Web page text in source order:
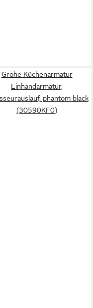
Grohe Küchenarmatur
Einhandarmatur,
phantom black
(30590KF0)